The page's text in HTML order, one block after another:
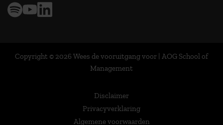
Copyright © 2026 Wees de vooruitgang voor | AOG School of
Management
Disclaimer
Privacyverklaring
Algemene voorwaarden